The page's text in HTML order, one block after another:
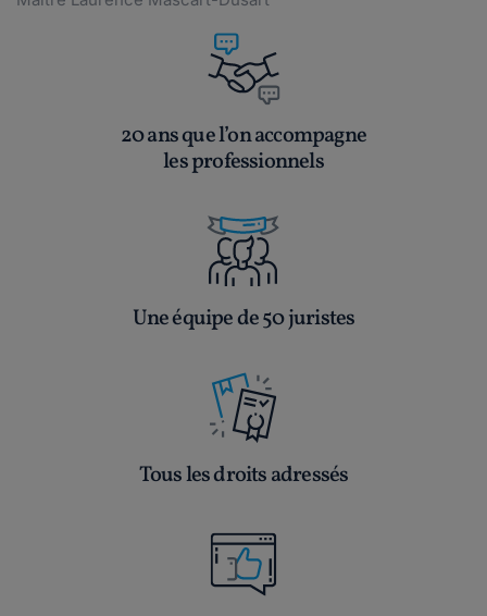
20 ans que l’on accompagne
les professionnels
Une équipe de 50 juristes
Tous les droits adressés